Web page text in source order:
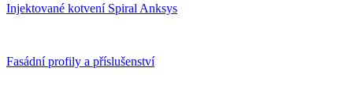
Injektované kotvení Spiral Anksys
Fasádní profily a příslušenství